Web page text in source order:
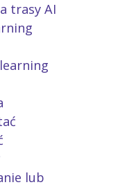
trasy AI
lub